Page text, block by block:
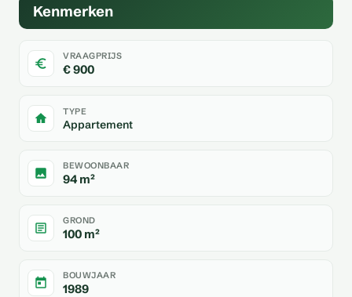
Kenmerken
VRAAGPRIJS
€ 900
TYPE
Appartement
BEWOONBAAR
94 m²
GROND
100 m²
BOUWJAAR
1989